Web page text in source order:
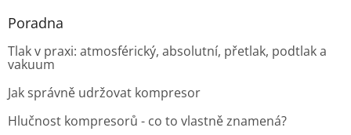
Poradna
Tlak v praxi: atmosférický, absolutní, přetlak, podtlak a
vakuum
Jak správně udržovat kompresor
Hlučnost kompresorů - co to vlastně znamená?